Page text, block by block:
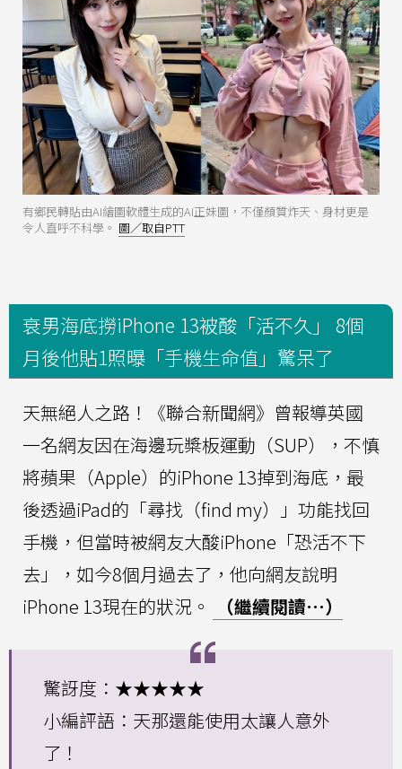
有鄉民轉貼由AI繪圖軟體生成的AI正妹圖，不僅顏質炸天、身材更是
令人直呼不科學。 圖／取自PTT
衰男海底撈iPhone 13被酸「活不久」 8個
月後他貼1照曝「手機生命值」驚呆了
天無絕人之路！《聯合新聞網》曾報導英國
一名網友因在海邊玩槳板運動（SUP），不慎
將蘋果（Apple）的iPhone 13掉到海底，最
後透過iPad的「尋找（find my）」功能找回
手機，但當時被網友大酸iPhone「恐活不下
去」，如今8個月過去了，他向網友說明
iPhone 13現在的狀況。
（繼續閱讀…）
驚訝度：★★★★★
小編評語：天那還能使用太讓人意外
了！